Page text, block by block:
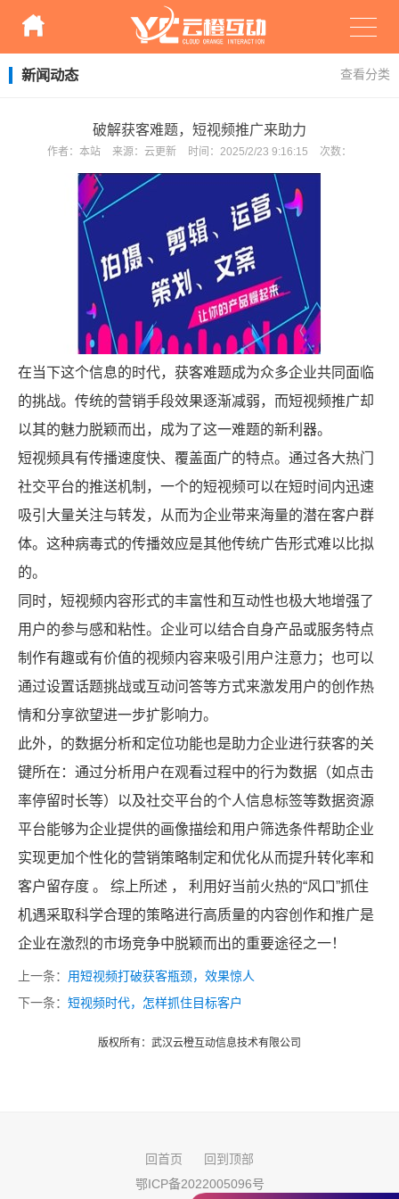
新闻动态 查看分类
破解获客难题，短视频推广来助力
作者： 本站 来源： 云更新 时间： 2025/2/23 9:16:15 次数：
在当下这个信息的时代，获客难题成为众多企业共同面临
的挑战。传统的营销手段效果逐渐减弱，而短视频推广却
以其的魅力脱颖而出，成为了这一难题的新利器。
短视频具有传播速度快、覆盖面广的特点。通过各大热门
社交平台的推送机制，一个的短视频可以在短时间内迅速
吸引大量关注与转发，从而为企业带来海量的潜在客户群
体。这种病毒式的传播效应是其他传统广告形式难以比拟
的。
同时，短视频内容形式的丰富性和互动性也极大地增强了
用户的参与感和粘性。企业可以结合自身产品或服务特点
制作有趣或有价值的视频内容来吸引用户注意力；也可以
通过设置话题挑战或互动问答等方式来激发用户的创作热
情和分享欲望进一步扩影响力。
此外，的数据分析和定位功能也是助力企业进行获客的关
键所在：通过分析用户在观看过程中的行为数据（如点击
率停留时长等）以及社交平台的个人信息标签等数据资源
平台能够为企业提供的画像描绘和用户筛选条件帮助企业
实现更加个性化的营销策略制定和优化从而提升转化率和
客户留存度 。 综上所述 ， 利用好当前火热的“风口”抓住
机遇采取科学合理的策略进行高质量的内容创作和推广是
企业在激烈的市场竞争中脱颖而出的重要途径之一！
上一条： 用短视频打破获客瓶颈，效果惊人
下一条： 短视频时代，怎样抓住目标客户
版权所有：武汉云橙互动信息技术有限公司
扫描微信二维码
回首页
回到顶部
鄂ICP备2022005096号